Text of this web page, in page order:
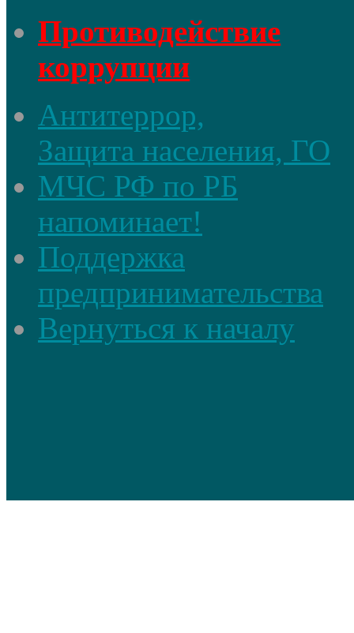
Противодействие
коррупции
Антитеррор,
Защита населения, ГО
МЧС РФ по РБ
напоминает!
Поддержка
предпринимательства
Вернуться к началу